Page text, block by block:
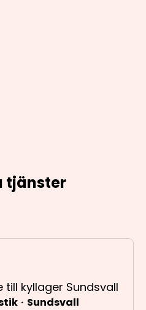
tjänster
kyllager Sundsvall
· Sundsvall